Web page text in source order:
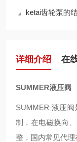
ketai齿轮泵的
详细介绍 在
SUMMER液压阀
SUMMER 液压
制，在电磁换向
整，国内常见代理